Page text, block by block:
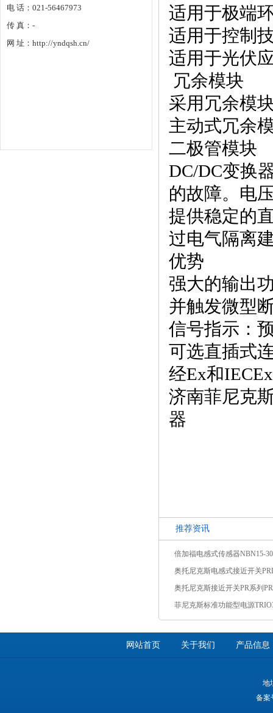
电 话：021-56467973
传 真：-
网 址：http://yndqsh.cn/
适用于极端
适用于控制
适用于光伏
冗余模块
采用冗余模
主动式冗余
二极管模块
DC/DC变换
的故障。电
提供稳定的
过电气隔离
优势
强大的输出
并触发微型
信号指示：
可选直插式
经Ex和
济南菲尼克
器
推荐资讯
网站首页 关于我们 产品信息
地
备案